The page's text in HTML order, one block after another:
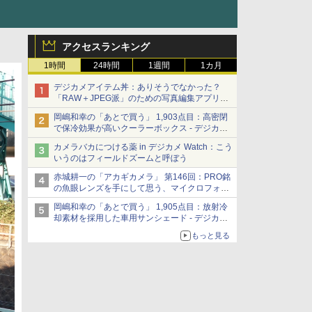
アクセスランキング
1時間 24時間 1週間 1カ月
デジカメアイテム丼：ありそうでなかった？
「RAW＋JPEG派」のための写真編集アプリ
カメラデフォルトのJPEGを大切にする
「Filmator」
岡嶋和幸の「あとで買う」 1,903点目：高密閉
で保冷効果が高いクーラーボックス - デジカメ
Watch
カメラバカにつける薬 in デジカメ Watch：こう
いうのはフィールドズームと呼ぼう
赤城耕一の「アカギカメラ」 第146回：PRO銘
の魚眼レンズを手にして思う、マイクロフォー
サーズへの期待と可能性
岡嶋和幸の「あとで買う」 1,905点目：放射冷
却素材を採用した車用サンシェード - デジカメ
もっと見る